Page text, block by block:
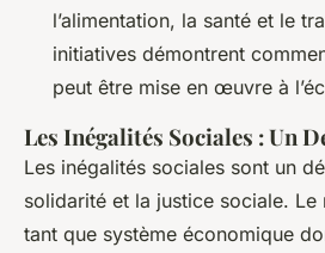
l’alimentation, la santé et le
initiatives démontrent
peut être mise en œuvre à
Les Inégalités Sociales : Un
Les inégalités sociales sont un
solidarité et la justice sociale. Le
tant que système économique